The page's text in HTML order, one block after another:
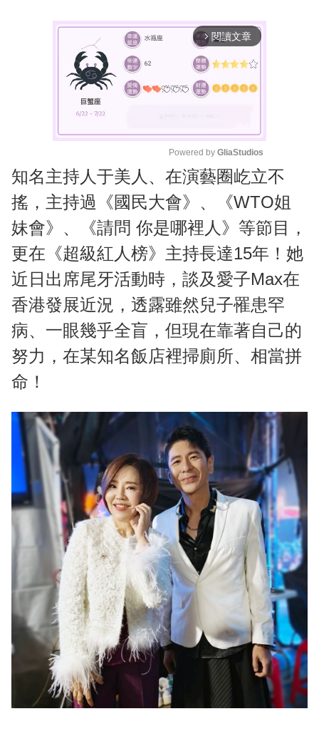
arrow_forward_ios 閱讀文章
M
Powered by GliaStudios
知名主持人于美人、在演藝圈屹立不
搖，主持過《國民大會》、《WTO姐
妹會》、《請問 你是哪裡人》等節目，
更在《超級紅人榜》主持長達15年！她
近日出席尾牙活動時，談及愛子Max在
香港發展近況，透露雖然兒子罹患罕
病、一眼幾乎全盲，但現在靠著自己的
努力，在某知名飯店裡掃廁所、相當拼
命！